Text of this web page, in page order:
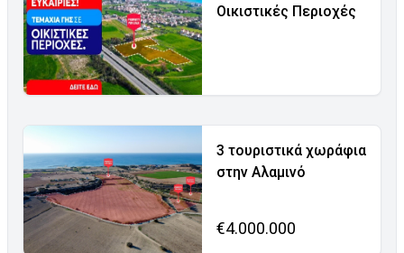
Οικιστικές Περιοχές
3 τουριστικά χωράφια
στην Αλαμινό
€4.000.000